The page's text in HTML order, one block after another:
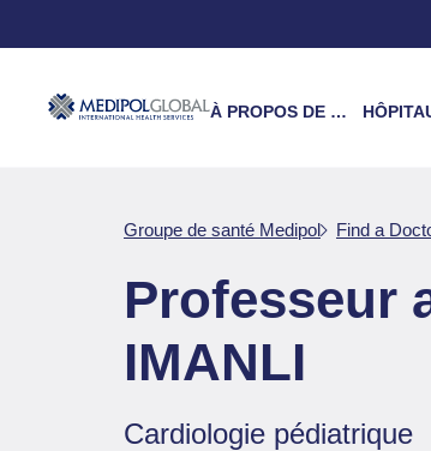
À PROPOS DE NOUS
Groupe de santé Medipol Find a
Professeur
IMANLI
Cardiologie pédiatrique